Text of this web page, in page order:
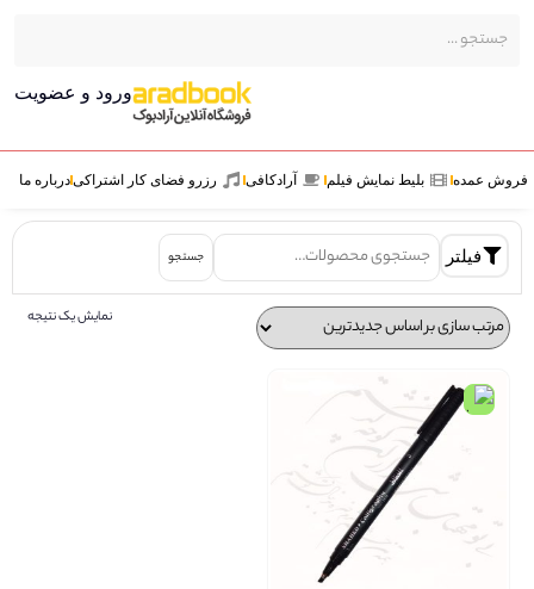
ورود و عضویت
عمده بلیط نمایش فیلم آرادکافی رزرو فضای کار اشتراکی درباره ما
فیلتر جستجو
نمایش یک نتیجه